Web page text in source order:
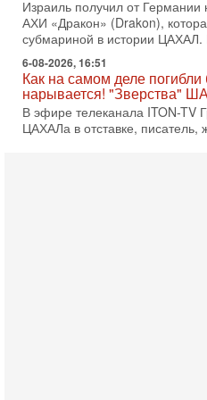
Израиль получил от
АХИ «Дракон» (Drakon),
субмариной в истории
6-08-2026, 16:51
Как на самом деле
нарывается! "Зверства"
В эфире телеканала ITON-TV
ЦАХАЛа в отставке, писатель,